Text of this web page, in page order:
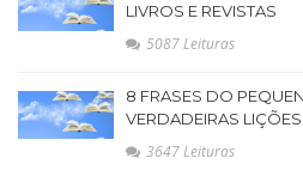
LIVROS E REVISTAS
5087 Leituras
8 FRASES DO
VERDADEIRAS
3647 Leituras